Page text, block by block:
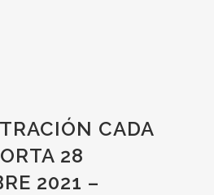
CADA
28
2021 –